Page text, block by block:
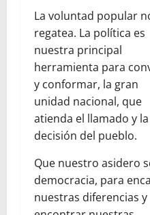
La voluntad popular
regatea. La política es
nuestra principal
herramienta para
y conformar, la gran
unidad nacional, que
atienda el llamado y la
decisión del pueblo.
Que nuestro asidero
democracia, para
nuestras diferencias y